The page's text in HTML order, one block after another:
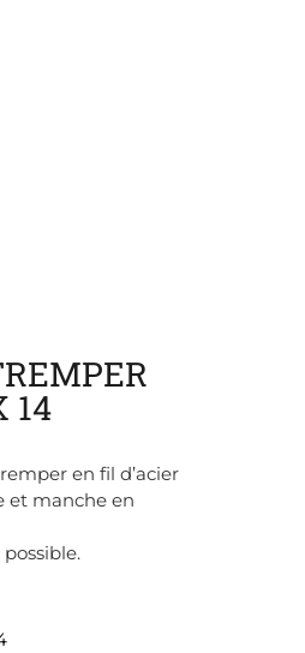
14
en fil d’acier
et manche en